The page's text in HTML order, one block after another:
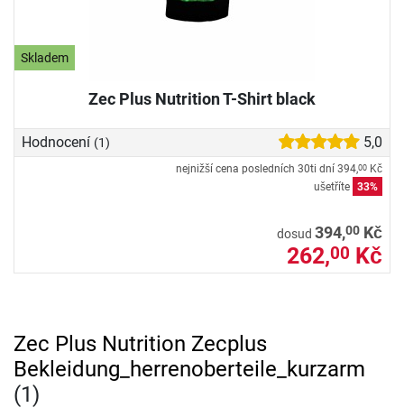
Skladem
Zec Plus Nutrition T-Shirt black
Hodnocení (1) 5,0
nejnižší cena posledních 30ti dní 394,00 Kč
ušetříte 33%
dosud 394,00 Kč
262,00 Kč
Zec Plus Nutrition Zecplus
Bekleidung_herrenoberteile_kurzarm
(1)